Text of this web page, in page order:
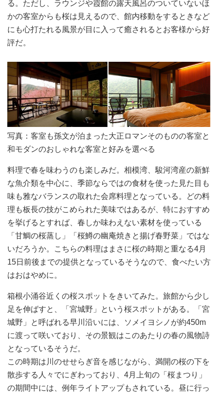
る。ただし、ラウンジや霞館の露天風呂のついていないほ
かの客室からも桜は見えるので、館内移動をするときなど
にも心打たれる風景が目に入って癒されるとお客様から好
評だ。
写真：客室も孫文が泊まった大正ロマンそのものの客室と
和モダンのおしゃれな客室と好みを選べる
料理で春を味わうのも楽しみだ。相模湾、駿河湾産の新鮮
な魚介類を中心に、季節ならではの食材を使った見た目も
味も雅なバランスの取れた会席料理となっている。どの料
理も板長の技がこめられた美味ではあるが、特におすすめ
を挙げるとすれば、春しか味わえない素材を使っている
「甘鯛の桜蒸し」「桜鱒の幽庵焼きと揚げ春野菜」ではな
いだろうか。こちらの料理はまさに桜の時期と重なる4月
15日前後までの提供となっているそうなので、食べたい方
はおはやめに。
箱根小涌谷近くの桜スポットをきいてみた。旅館から少し
足を伸ばすと、「宮城野」という桜スポットがある。「宮
城野」と呼ばれる早川沿いには、ソメイヨシノが約450m
に渡って咲いており、その景観はこのあたりの春の風物詩
となっているそうだ。
この時期は川のせせらぎ音を感じながら、満開の桜の下を
散歩する人々でにぎわっており、4月上旬の「桜まつり」
の期間中には、例年ライトアップもされている。昼に行っ